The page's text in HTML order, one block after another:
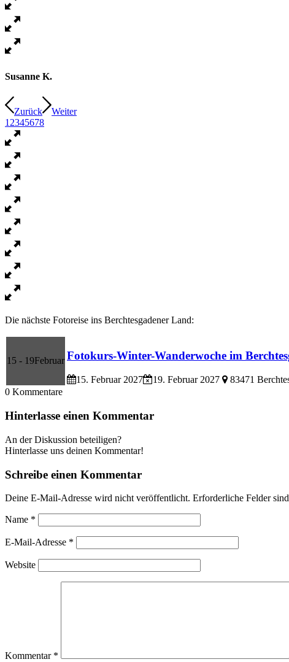
Susanne K.
Zurück
Weiter
12345678
Die nächste Fotoreise ins Berchtesgadener Land:
15 - 19Februar Fotokurs-Winter-Wanderwoche im
15. Februar 2027 19. Februar 2027 83471
0 Kommentare
Hinterlasse einen Kommentar
An der Diskussion beteiligen?
Hinterlasse uns deinen Kommentar!
Schreibe einen Kommentar
Deine E-Mail-Adresse wird nicht veröffentlicht. Erforderliche Felder
Name *
E-Mail-Adresse *
Website
Kommentar *